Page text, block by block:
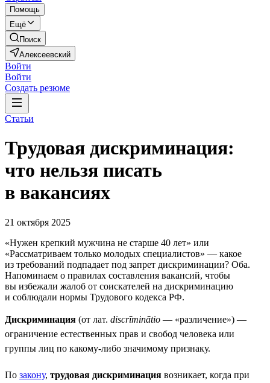
Помощь
Ещё
Поиск
Алексеевский
Войти
Войти
Создать резюме
Статьи
Трудовая дискриминация:
что нельзя писать
в вакансиях
21 октября 2025
«Нужен крепкий мужчина не старше 40 лет» или
«Рассматриваем только молодых специалистов» — какое
из требований подпадает под запрет дискриминации? Оба.
Напоминаем о правилах составления вакансий, чтобы
вы избежали жалоб от соискателей на дискриминацию
и соблюдали нормы Трудового кодекса РФ.
Дискриминация (от лат. discrīminātio — «различение») —
ограничение естественных прав и свобод человека или
группы лиц по какому-либо значимому признаку.
По закону, трудовая дискриминация возникает, когда при